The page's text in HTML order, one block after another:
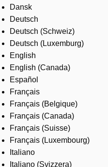
Services
About us
Where to buy
Contact us
Careers
Dansk
Deutsch
Deutsch (Schweiz)
Deutsch (Luxemburg)
English
English (Canada)
Español
Français
Français (Belgique)
Français (Canada)
Français (Suisse)
Français (Luxembourg)
Italiano
Italiano (Svizzera)